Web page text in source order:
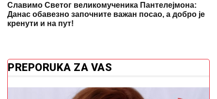
Славимо Светог великомученика Пантелејмона:
Данас обавезно започните важан посао, а добро је
кренути и на пут!
PREPORUKA ZA VAS